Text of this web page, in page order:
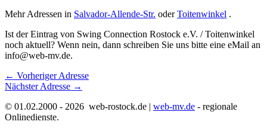
Mehr Adressen in Salvador-Allende-Str. oderToitenwinkel .
Ist der Eintrag von Swing Connection Rostock e.V. / Toitenwinkel
noch aktuell? Wenn nein, dann schreiben Sie uns bitte eine eMail an
info@web-mv.de.
← Vorheriger Adresse
Nächster Adresse →
© 01.02.2000 - 2026 web-rostock.de | web-mv.de - regionale
Onlinedienste.